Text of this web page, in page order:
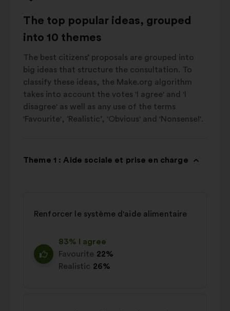
The top popular ideas, grouped
into 10 themes
The best citizens’ proposals are grouped into
big ideas that structure the consultation. To
classify these ideas, the Make.org algorithm
takes into account the votes 'I agree' and 'I
disagree' as well as any use of the terms
'Favourite', ‘Realistic’, 'Obvious' and 'Nonsense!'.
Theme 1 : Aide sociale et prise en charge
Renforcer le système d'aide alimentaire
83% I agree
Favourite 22%
Realistic 26%